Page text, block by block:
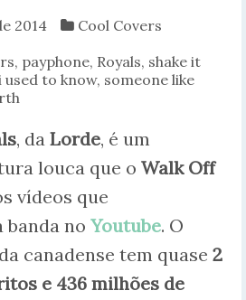
2014
Cool Covers
, payphone, Royals, shake it
used to know, someone like
, da Lorde, é um
louca que o Walk Off
vídeos que
no Youtube. O
canadense tem quase 2
e 436 milhões de